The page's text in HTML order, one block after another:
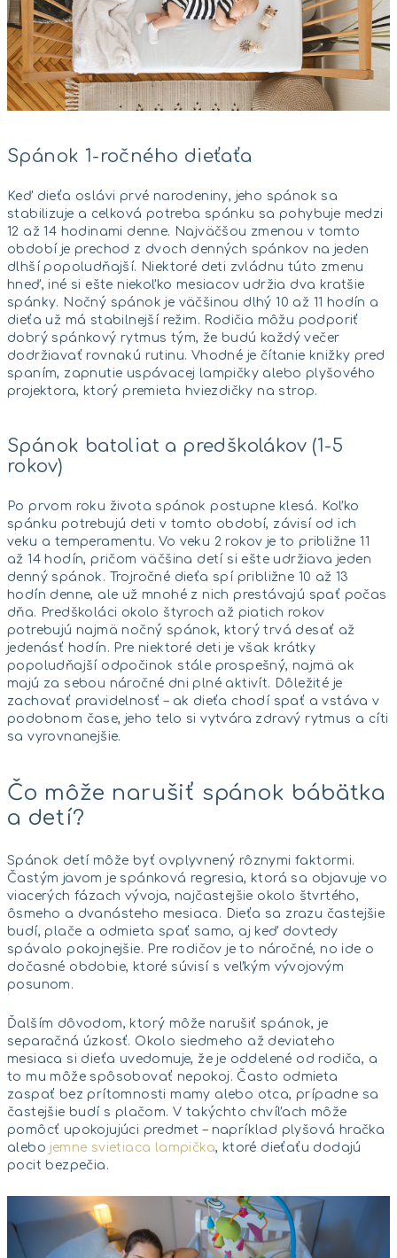
Spánok 1-ročného dieťaťa
Keď dieťa oslávi prvé narodeniny, jeho spánok sa
stabilizuje a celková potreba spánku sa pohybuje medzi
12 až 14 hodinami denne. Najväčšou zmenou v tomto
období je prechod z dvoch denných spánkov na jeden
dlhší popoludňajší. Niektoré deti zvládnu túto zmenu
hneď, iné si ešte niekoľko mesiacov udržia dva kratšie
spánky. Nočný spánok je väčšinou dlhý 10 až 11 hodín a
dieťa už má stabilnejší režim. Rodičia môžu podporiť
dobrý spánkový rytmus tým, že budú každý večer
dodržiavať rovnakú rutinu. Vhodné je čítanie knižky pred
spaním, zapnutie uspávacej lampičky alebo plyšového
projektora, ktorý premieta hviezdičky na strop.
Spánok batoliat a predškolákov (1-5
rokov)
Po prvom roku života spánok postupne klesá. Koľko
spánku potrebujú deti v tomto období, závisí od ich
veku a temperamentu. Vo veku 2 rokov je to približne 11
až 14 hodín, pričom väčšina detí si ešte udržiava jeden
denný spánok. Trojročné dieťa spí približne 10 až 13
hodín denne, ale už mnohé z nich prestávajú spať počas
dňa. Predškoláci okolo štyroch až piatich rokov
potrebujú najmä nočný spánok, ktorý trvá desať až
jedenásť hodín. Pre niektoré deti je však krátky
popoludňajší odpočinok stále prospešný, najmä ak
majú za sebou náročné dni plné aktivít. Dôležité je
zachovať pravidelnosť – ak dieťa chodí spať a vstáva v
podobnom čase, jeho telo si vytvára zdravý rytmus a cíti
sa vyrovnanejšie.
Čo môže narušiť spánok bábätka
a detí?
Spánok detí môže byť ovplyvnený rôznymi faktormi.
Častým javom je spánková regresia, ktorá sa objavuje vo
viacerých fázach vývoja, najčastejšie okolo štvrtého,
ôsmeho a dvanásteho mesiaca. Dieťa sa zrazu častejšie
budí, plače a odmieta spať samo, aj keď dovtedy
spávalo pokojnejšie. Pre rodičov je to náročné, no ide o
dočasné obdobie, ktoré súvisí s veľkým vývojovým
posunom.
Ďalším dôvodom, ktorý môže narušiť spánok, je
separačná úzkosť. Okolo siedmeho až deviateho
mesiaca si dieťa uvedomuje, že je oddelené od rodiča, a
to mu môže spôsobovať nepokoj. Často odmieta
zaspať bez prítomnosti mamy alebo otca, prípadne sa
častejšie budí s plačom. V takýchto chvíľach môže
pomôcť upokojujúci predmet – napríklad plyšová hračka
alebo jemne svietiaca lampička, ktoré dieťaťu dodajú
pocit bezpečia.